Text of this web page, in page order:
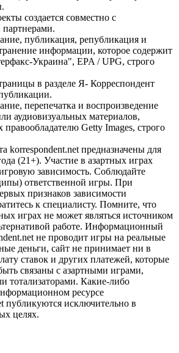
создается совместно с
публикация, републикация и
информации, которое содержит
Украина", EPA / UPG, строго
в разделе Я- Корреспондент
перепечатка и воспроизведение
аудиовизуальных материалов,
Getty Images, строго
korrespondent.net предназначены для
(21+). Участие в азартных играх
зависимость. Соблюдайте
ответственной игры. При
признаков зависимости
к специалисту. Помните, что
играх не может являться источником
работе. Информационный
не проводит игры на реальные
деньги, сайт не принимает ни в
ставок и других платежей, которые
связаны с азартными играми,
тотализаторами. Какие-либо
ресурсе
публикуются исключительно в
целях.